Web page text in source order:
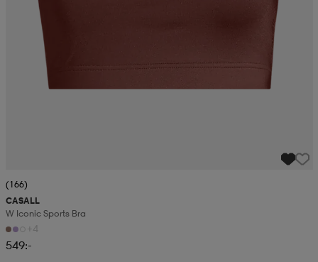
(166)
CASALL
W Iconic Sports Bra
+4
549:-